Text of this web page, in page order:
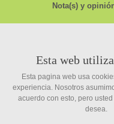
Nota(s) y
Términos y
Política de
Política de
Esta web
Esta pagina web usa
experiencia. Nosotros
acuerdo con esto, pero
desea.